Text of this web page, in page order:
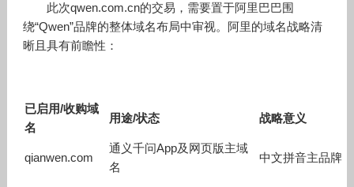
此次qwen.com.cn的交易，需要置于阿里巴巴围
绕“Qwen”品牌的整体域名布局中审视。阿里的域名战略清
晰且具有前瞻性：
已启用/收购域
名
用途/状态 战略意义
qianwen.com
通义千问App及网页版主域
名
中文拼音主品牌